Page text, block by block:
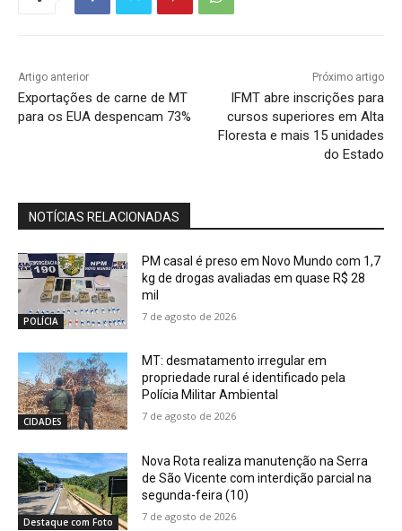
Artigo anterior
Exportações de carne de MT
para os EUA despencam 73%
Próximo artigo
IFMT abre inscrições para
cursos superiores em Alta
Floresta e mais 15 unidades
do Estado
NOTÍCIAS RELACIONADAS
POLÍCIA
PM casal é preso em Novo Mundo com 1,7
kg de drogas avaliadas em quase R$ 28
mil
7 de agosto de 2026
CIDADES
MT: desmatamento irregular em
propriedade rural é identificado pela
Polícia Militar Ambiental
7 de agosto de 2026
Destaque com Foto
Nova Rota realiza manutenção na Serra
de São Vicente com interdição parcial na
segunda-feira (10)
7 de agosto de 2026